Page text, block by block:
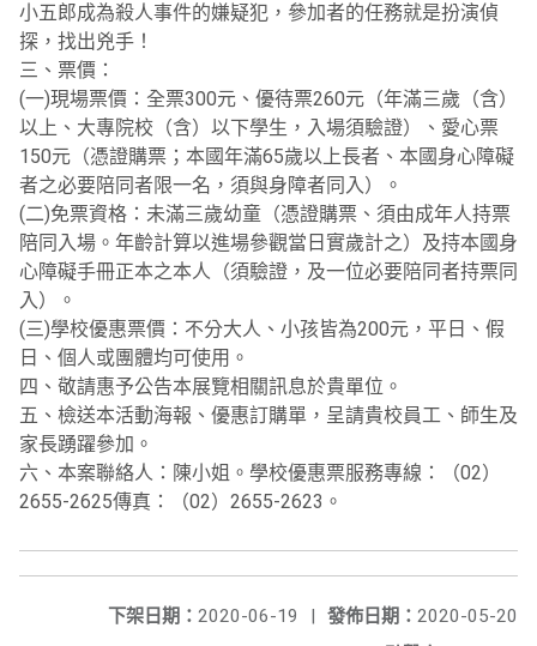
小五郎成為殺人事件的嫌疑犯，參加者的任務就是扮演偵
探，找出兇手！
三、票價：
(一)現場票價：全票300元、優待票260元（年滿三歲（含）
以上、大專院校（含）以下學生，入場須驗證）、愛心票
150元（憑證購票；本國年滿65歲以上長者、本國身心障礙
者之必要陪同者限一名，須與身障者同入）。
(二)免票資格：未滿三歲幼童（憑證購票、須由成年人持票
陪同入場。年齡計算以進場參觀當日實歲計之）及持本國身
心障礙手冊正本之本人（須驗證，及一位必要陪同者持票同
入）。
(三)學校優惠票價：不分大人、小孩皆為200元，平日、假
日、個人或團體均可使用。
四、敬請惠予公告本展覽相關訊息於貴單位。
五、檢送本活動海報、優惠訂購單，呈請貴校員工、師生及
家長踴躍參加。
六、本案聯絡人：陳小姐。學校優惠票服務專線：（02）
2655-2625傳真：（02）2655-2623。
發佈日期： 2020-05-20
下架日期： 2020-06-19
|